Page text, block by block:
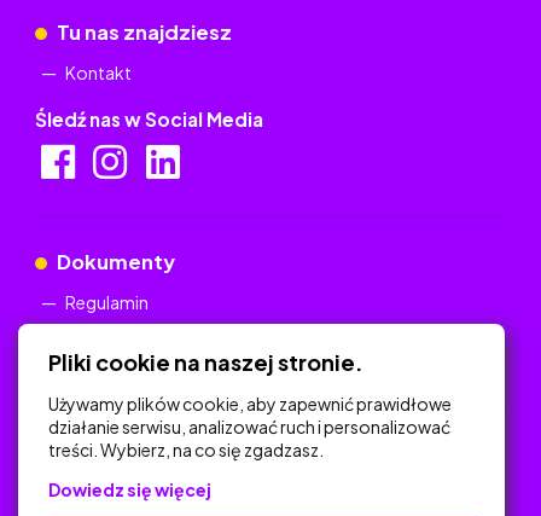
Tu nas znajdziesz
Kontakt
Śledź nas w Social Media
Dokumenty
Regulamin
Na skróty
Polityka Prywatności
Pliki cookie na naszej stronie.
Używamy plików cookie, aby zapewnić prawidłowe
działanie serwisu, analizować ruch i personalizować
treści. Wybierz, na co się zgadzasz.
Dowiedz się więcej